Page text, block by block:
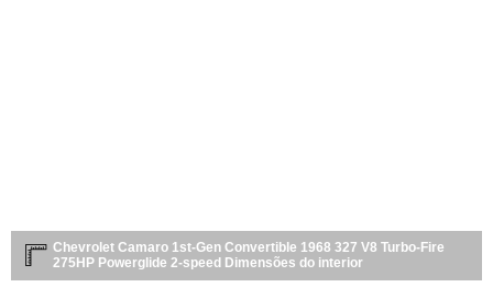
Chevrolet Camaro 1st-Gen Convertible 1968 327 V8 Turbo-Fire
275HP Powerglide 2-speed Dimensões do interior